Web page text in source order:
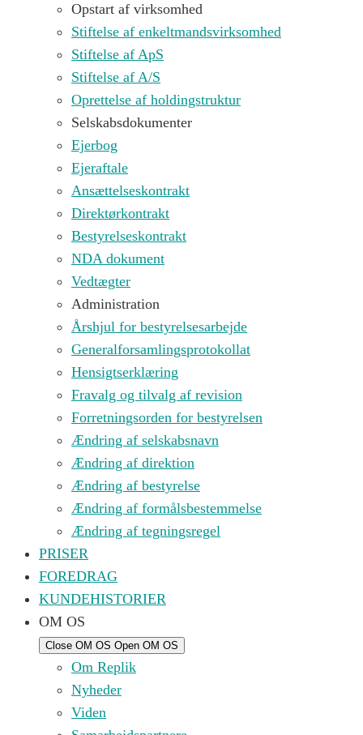
Opstart af virksomhed
Stiftelse af enkeltmandsvirksomhed
Stiftelse af ApS
Stiftelse af A/S
Oprettelse af holdingstruktur
Selskabsdokumenter
Ejerbog
Ejeraftale
Ansættelseskontrakt
Direktørkontrakt
Bestyrelseskontrakt
NDA dokument
Vedtægter
Administration
Årshjul for bestyrelsesarbejde
Generalforsamlingsprotokollat
Hensigtserklæring
Fravalg og tilvalg af revision
Forretningsorden for bestyrelsen
Ændring af selskabsnavn
Ændring af direktion
Ændring af bestyrelse
Ændring af formålsbestemmelse
Ændring af tegningsregel
PRISER
FOREDRAG
KUNDEHISTORIER
OM OS
Close OM OS Open OM OS
Om Replik
Nyheder
Viden